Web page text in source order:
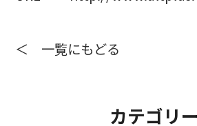
＜ 一覧にもどる
カテゴリー